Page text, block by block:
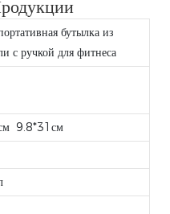
бутылка из
с ручкой для фитнеса
9.8*31см